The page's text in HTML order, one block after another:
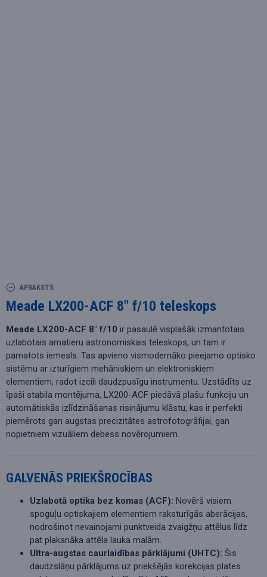
APRAKSTS
Meade LX200-ACF 8" f/10 teleskops
Meade LX200-ACF 8" f/10 ir pasaulē visplašāk izmantotais
uzlabotais amatieru astronomiskais teleskops, un tam ir
pamatots iemesls. Tas apvieno vismodernāko pieejamo optisko
sistēmu ar izturīgiem mehāniskiem un elektroniskiem
elementiem, radot izcili daudzpusīgu instrumentu. Uzstādīts uz
īpaši stabila montējuma, LX200-ACF piedāvā plašu funkciju un
automātiskās izlīdzināšanas risinājumu klāstu, kas ir perfekti
piemērots gan augstas precizitātes astrofotogrāfijai, gan
nopietniem vizuāliem debess novērojumiem.
GALVENĀS PRIEKŠROCĪBAS
Uzlabotā optika bez komas (ACF): Novērš visiem
spoguļu optiskajiem elementiem raksturīgās aberācijas,
nodrošinot nevainojami punktveida zvaigžņu attēlus līdz
pat plakanāka attēla lauka malām.
Ultra-augstas caurlaidības pārklājumi (UHTC): Šis
daudzslāņu pārklājums uz priekšējās korekcijas plates